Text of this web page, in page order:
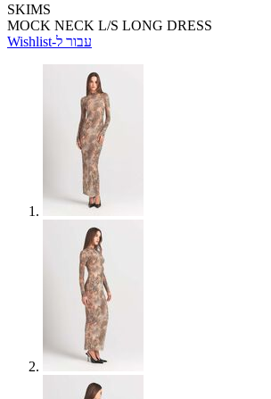
SKIMS
MOCK NECK L/S LONG DRESS
Wishlist-עבור ל